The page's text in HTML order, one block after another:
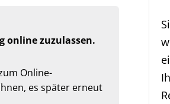
online zuzulassen.
Online-
es später erneut